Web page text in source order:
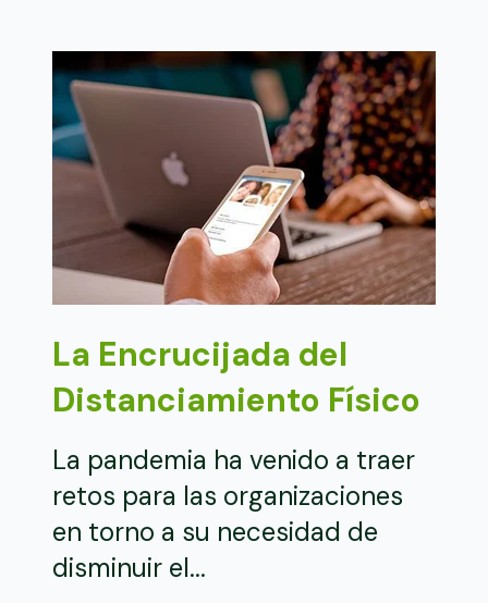
La Encrucijada del
Distanciamiento Físico
La pandemia ha venido a traer
retos para las organizaciones
en torno a su necesidad de
disminuir el...